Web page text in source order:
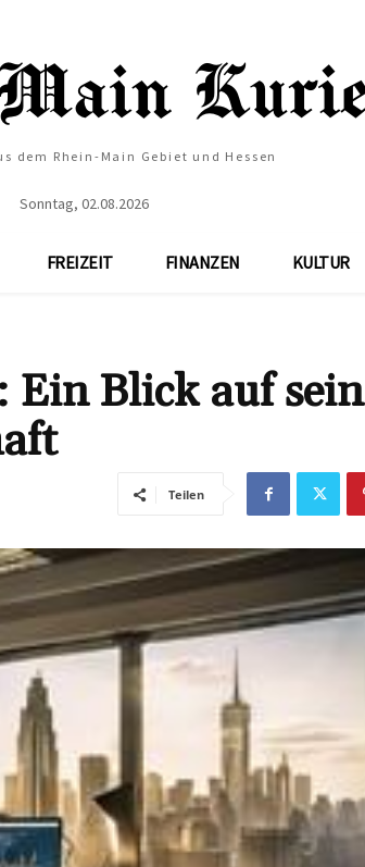
dem Rhein-Main Gebiet und Hessen
Sonntag, 02.08.2026
FREIZEIT FINANZEN KULTUR
Ein Blick auf sein
Teilen